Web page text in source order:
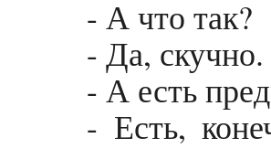
- А что так?
- Да,
- А есть
- Есть,